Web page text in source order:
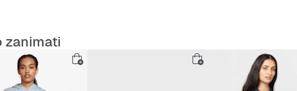
zanimati